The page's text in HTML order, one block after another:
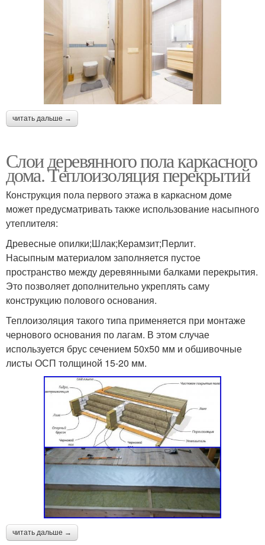
читать дальше →
Слои деревянного пола каркасного
дома. Теплоизоляция перекрытий
Конструкция пола первого этажа в каркасном доме
может предусматривать также использование насыпного
утеплителя:
Древесные опилки;Шлак;Керамзит;Перлит.
Насыпным материалом заполняется пустое
пространство между деревянными балками перекрытия.
Это позволяет дополнительно укреплять саму
конструкцию полового основания.
Теплоизоляция такого типа применяется при монтаже
чернового основания по лагам. В этом случае
используется брус сечением 50х50 мм и обшивочные
листы ОСП толщиной 15-20 мм.
читать дальше →